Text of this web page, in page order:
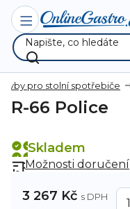
Přejít
obsah
pro stolní spotřebiče
R-66 Police
Skladem
Možnosti doručení
3 267 Kč